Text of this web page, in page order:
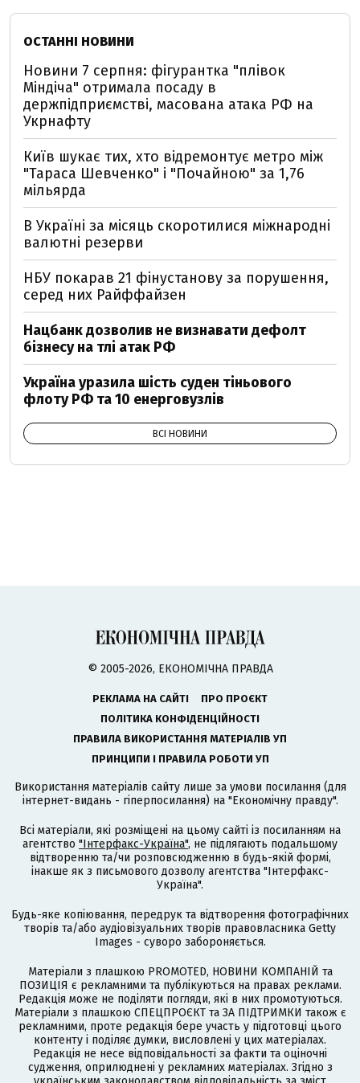
ОСТАННІ НОВИНИ
Новини 7 серпня: фігурантка "плівок
Міндіча" отримала посаду в
держпідприємстві, масована атака РФ на
Укрнафту
Київ шукає тих, хто відремонтує метро між
"Тараса Шевченко" і "Почайною" за 1,76
мільярда
В Україні за місяць скоротилися міжнародні
валютні резерви
НБУ покарав 21 фінустанову за порушення,
серед них Райффайзен
Нацбанк дозволив не визнавати дефолт
бізнесу на тлі атак РФ
Україна уразила шість суден тіньового
флоту РФ та 10 енерговузлів
ВСІ НОВИНИ
© 2005-2026, ЕКОНОМІЧНА ПРАВДА
РЕКЛАМА НА САЙТІ
ПРО ПРОЄКТ
ПОЛІТИКА КОНФІДЕНЦІЙНОСТІ
ПРАВИЛА ВИКОРИСТАННЯ МАТЕРІАЛІВ УП
ПРИНЦИПИ І ПРАВИЛА РОБОТИ УП
Використання матеріалів сайту лише за умови посилання (для
інтернет-видань - гіперпосилання) на "Економічну правду".
Всі матеріали, які розміщені на цьому сайті із посиланням на
агентство "Інтерфакс-Україна", не підлягають подальшому
відтворенню та/чи розповсюдженню в будь-якій формі,
інакше як з письмового дозволу агентства "Інтерфакс-
Україна".
Будь-яке копіювання, передрук та відтворення фотографічних
творів та/або аудіовізуальних творів правовласника Getty
Images - суворо забороняється.
Матеріали з плашкою PROMOTED, НОВИНИ КОМПАНІЙ та
ПОЗИЦІЯ є рекламними та публікуються на правах реклами.
Редакція може не поділяти погляди, які в них промотуються.
Матеріали з плашкою СПЕЦПРОЄКТ та ЗА ПІДТРИМКИ також є
рекламними, проте редакція бере участь у підготовці цього
контенту і поділяє думки, висловлені у цих матеріалах.
Редакція не несе відповідальності за факти та оціночні
судження, оприлюднені у рекламних матеріалах. Згідно з